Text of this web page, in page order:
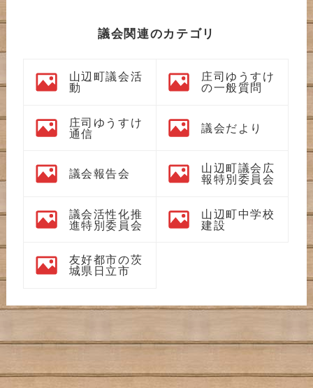
議会関連のカテゴリ
山辺町議会活
動
庄司ゆうすけ
の一般質問
庄司ゆうすけ
通信
議会だより
議会報告会
山辺町議会広
報特別委員会
議会活性化推
進特別委員会
山辺町中学校
建設
友好都市の茨
城県日立市